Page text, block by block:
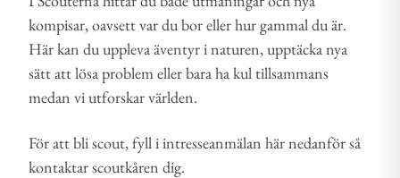
kompisar, oavsett var du bor eller hur gammal du är.
Här kan du uppleva äventyr i naturen, upptäcka nya
sätt att lösa problem eller bara ha kul tillsammans
medan vi utforskar världen.
För att bli scout, fyll i intresseanmälan här nedanför så
kontaktar scoutkåren dig.